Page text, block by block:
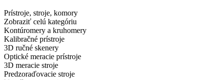
Prístroje, stroje, komory
Zobraziť celú kategóriu
Kontúromery a kruhomery
Kalibračné prístroje
3D ručné skenery
Optické meracie prístroje
3D meracie stroje
Predzoraďovacie stroje